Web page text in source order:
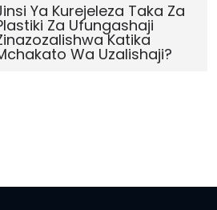
Ya Kurejeleza Taka Za
Za Ufungashaji
Katika
Wa Uzalishaji?